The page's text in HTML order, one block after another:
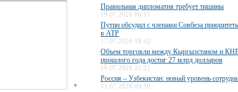
*
Правильная дипломатия требует тишины
19.07.2026 06:17
Путин обсудил с членами Совбеза
в АТР
17.07.2026 18:42
Объем торговли между Кыргызстаном и
прошлого года достиг 27 млрд долларов
16.07.2026 21:21
Россия – Узбекистан: новый уровень
11.07.2026 09:59